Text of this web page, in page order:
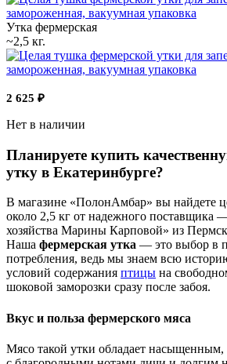
Утка фермерская
~2,5 кг.
2 625 ₽
Нет в наличии
Планируете купить
утку в Екатеринбурге?
В магазине «ПолонАмбар» вы найдете
около 2,5 кг от надежного поставщика
хозяйства Марины Карповой» из
Наша фермерская утка — это выбор в
потребления, ведь мы знаем всю
условий содержания птицы на
шоковой заморозки сразу после забоя.
Вкус и польза фермерского мяса
Мясо такой утки обладает